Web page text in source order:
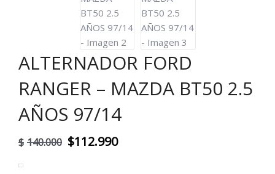
ALTERNADOR FORD
RANGER – MAZDA BT50 2.5
AÑOS 97/14
$ 140.000 El
$112.990El